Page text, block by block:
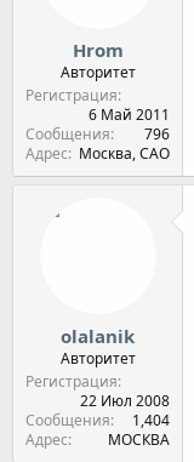
Hrom
Авторитет
Регистрация
6 Май 2011
Сообщения
796
Адрес
Москва, САО
olalanik
Авторитет
Регистрация
22 Июл 2008
Сообщения
1,404
Адрес
МОСКВА